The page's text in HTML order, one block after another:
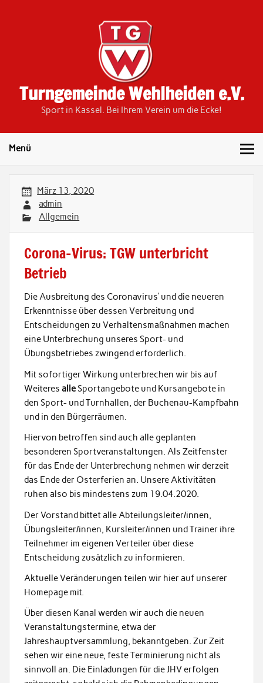
Turngemeinde Wehlheiden e.V.
Sport in Kassel. Bei Ihrem Verein um die Ecke!
Menü
März 13, 2020
admin
Allgemein
Corona-Virus: TGW unterbricht
Betrieb
Die Ausbreitung des Coronavirus‘ und die neueren
Erkenntnisse über dessen Verbreitung und
Entscheidungen zu Verhaltensmaßnahmen machen
eine Unterbrechung unseres Sport- und
Übungsbetriebes zwingend erforderlich.
Mit sofortiger Wirkung unterbrechen wir bis auf
Weiteres alleSportangebote und Kursangebote in
den Sport- und Turnhallen, der Buchenau-Kampfbahn
und in den Bürgerräumen.
Hiervon betroffen sind auch alle geplanten
besonderen Sportveranstaltungen. Als Zeitfenster
für das Ende der Unterbrechung nehmen wir derzeit
das Ende der Osterferien an. Unsere Aktivitäten
ruhen also bis mindestens zum 19.04.2020.
Der Vorstand bittet alle Abteilungsleiter/innen,
Übungsleiter/innen, Kursleiter/innen und Trainer ihre
Teilnehmer im eigenen Verteiler über diese
Entscheidung zusätzlich zu informieren.
Aktuelle Veränderungen teilen wir hier auf unserer
Homepage mit.
Über diesen Kanal werden wir auch die neuen
Veranstaltungstermine, etwa der
Jahreshauptversammlung, bekanntgeben. Zur Zeit
sehen wir eine neue, feste Terminierung nicht als
sinnvoll an. Die Einladungen für die JHV erfolgen